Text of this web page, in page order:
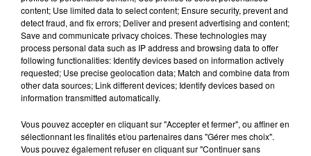
LE MAGASIN JOUÉCLUB DE REIMS FERME
SES PORTES
C'était l'une des institutions du centre-ville
rémois. Le magasin JouéClub est contraint de
fermer ses portes.
TITRES DIFFUSÉS
19h40
19h40 19h36
19h36
content; Use limited data to select content; Ensure security, prevent and
detect fraud, and fix errors; Deliver and present advertising and content;
Save and communicate privacy choices. These technologies may
process personal data such as IP address and browsing data to offer
following functionalities: Identify devices based on information actively
requested; Use precise geolocation data; Match and combine data from
other data sources; Link different devices; Identify devices based on
information transmitted automatically.
Vous pouvez accepter en cliquant sur "Accepter et fermer", ou affiner en
sélectionnant les finalités et/ou partenaires dans "Gérer mes choix".
Vous pouvez également refuser en cliquant sur "Continuer sans